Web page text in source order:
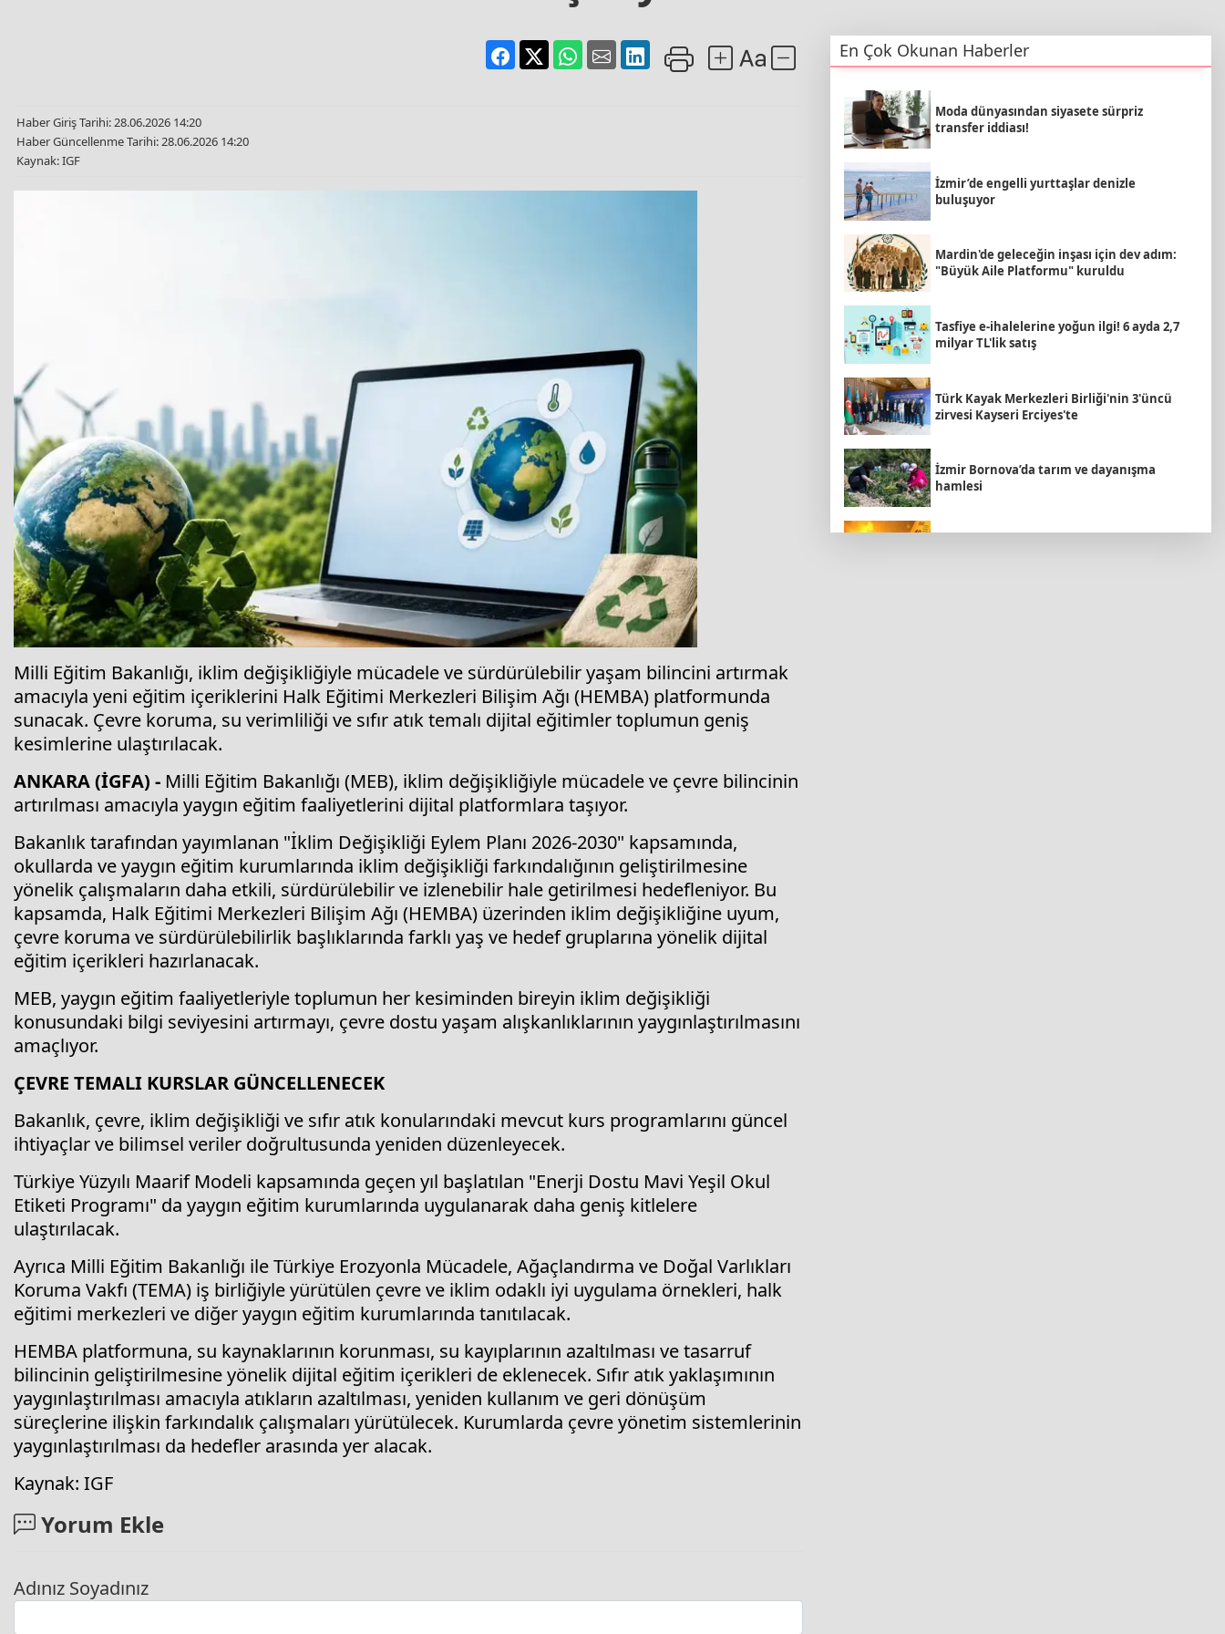
Haber Giriş Tarihi: 28.06.2026 14:20
Haber Güncellenme Tarihi: 28.06.2026 14:20
Kaynak: IGF
Milli Eğitim Bakanlığı, iklim değişikliğiyle mücadele ve sürdürülebilir yaşam bilincini artırmak
amacıyla yeni eğitim içeriklerini Halk Eğitimi Merkezleri Bilişim Ağı (HEMBA) platformunda
sunacak. Çevre koruma, su verimliliği ve sıfır atık temalı dijital eğitimler toplumun geniş
kesimlerine ulaştırılacak.
ANKARA (İGFA) - Milli Eğitim Bakanlığı (MEB), iklim değişikliğiyle mücadele ve çevre bilincinin
artırılması amacıyla yaygın eğitim faaliyetlerini dijital platformlara taşıyor.
Bakanlık tarafından yayımlanan "İklim Değişikliği Eylem Planı 2026-2030" kapsamında,
okullarda ve yaygın eğitim kurumlarında iklim değişikliği farkındalığının geliştirilmesine
yönelik çalışmaların daha etkili, sürdürülebilir ve izlenebilir hale getirilmesi hedefleniyor. Bu
kapsamda, Halk Eğitimi Merkezleri Bilişim Ağı (HEMBA) üzerinden iklim değişikliğine uyum,
çevre koruma ve sürdürülebilirlik başlıklarında farklı yaş ve hedef gruplarına yönelik dijital
eğitim içerikleri hazırlanacak.
MEB, yaygın eğitim faaliyetleriyle toplumun her kesiminden bireyin iklim değişikliği
konusundaki bilgi seviyesini artırmayı, çevre dostu yaşam alışkanlıklarının yaygınlaştırılmasını
amaçlıyor.
ÇEVRE TEMALI KURSLAR GÜNCELLENECEK
Bakanlık, çevre, iklim değişikliği ve sıfır atık konularındaki mevcut kurs programlarını güncel
ihtiyaçlar ve bilimsel veriler doğrultusunda yeniden düzenleyecek.
Türkiye Yüzyılı Maarif Modeli kapsamında geçen yıl başlatılan "Enerji Dostu Mavi Yeşil Okul
Etiketi Programı" da yaygın eğitim kurumlarında uygulanarak daha geniş kitlelere
ulaştırılacak.
Ayrıca Milli Eğitim Bakanlığı ile Türkiye Erozyonla Mücadele, Ağaçlandırma ve Doğal Varlıkları
Koruma Vakfı (TEMA) iş birliğiyle yürütülen çevre ve iklim odaklı iyi uygulama örnekleri, halk
eğitimi merkezleri ve diğer yaygın eğitim kurumlarında tanıtılacak.
HEMBA platformuna, su kaynaklarının korunması, su kayıplarının azaltılması ve tasarruf
bilincinin geliştirilmesine yönelik dijital eğitim içerikleri de eklenecek. Sıfır atık yaklaşımının
yaygınlaştırılması amacıyla atıkların azaltılması, yeniden kullanım ve geri dönüşüm
süreçlerine ilişkin farkındalık çalışmaları yürütülecek. Kurumlarda çevre yönetim sistemlerinin
yaygınlaştırılması da hedefler arasında yer alacak.
Kaynak: IGF
Yorum Ekle
Adınız Soyadınız
En Çok Okunan Haberler
Moda dünyasından siyasete sürpriz
transfer iddiası!
İzmir’de engelli yurttaşlar denizle
buluşuyor
Mardin'de geleceğin inşası için dev adım:
"Büyük Aile Platformu" kuruldu
Tasfiye e-ihalelerine yoğun ilgi! 6 ayda 2,7
milyar TL'lik satış
Türk Kayak Merkezleri Birliği'nin 3'üncü
zirvesi Kayseri Erciyes'te
İzmir Bornova’da tarım ve dayanışma
hamlesi